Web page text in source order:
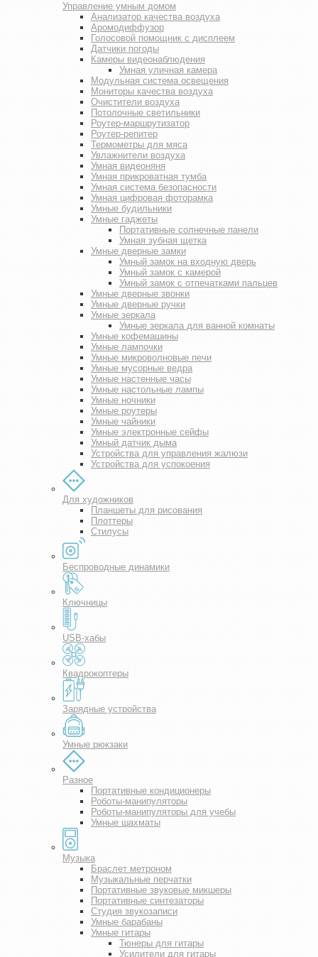
Управление умным домом
Анализатор качества воздуха
Аромодиффузор
Голосовой помощник с дисплеем
Датчики погоды
Камеры видеонаблюдения
Умная уличная камера
Модульная система освещения
Мониторы качества воздуха
Очистители воздуха
Потолочные светильники
Роутер-маршрутизатор
Роутер-репитер
Термометры для мяса
Увлажнители воздуха
Умная видеоняня
Умная прикроватная тумба
Умная система безопасности
Умная цифровая фоторамка
Умные будильники
Умные гаджеты
Портативные солнечные панели
Умная зубная щетка
Умные дверные замки
Умный замок на входную дверь
Умный замок с камерой
Умный замок с отпечатками пальцев
Умные дверные звонки
Умные дверные ручки
Умные зеркала
Умные зеркала для ванной комнаты
Умные кофемашины
Умные лампочки
Умные микроволновые печи
Умные мусорные ведра
Умные настенные часы
Умные настольные лампы
Умные ночники
Умные роутеры
Умные чайники
Умные электронные сейфы
Умный датчик дыма
Устройства для управления жалюзи
Устройства для успокоения
Для художников
Планшеты для рисования
Плоттеры
Стилусы
Беспроводные динамики
Ключницы
USB-хабы
Квадрокоптеры
Зарядные устройства
Умные рюкзаки
Разное
Портативные кондиционеры
Роботы-манипуляторы
Роботы-манипуляторы для учебы
Умные шахматы
Музыка
Браслет метроном
Музыкальные перчатки
Портативные звуковые микшеры
Портативные синтезаторы
Студия звукозаписи
Умные барабаны
Умные гитары
Тюнеры для гитары
Усилители для гитары